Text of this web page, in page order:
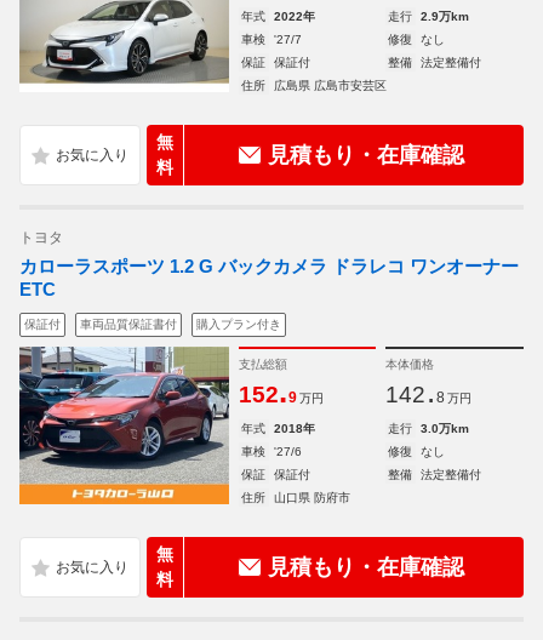
年式 2022年 走行
2.9万km
車検
'27/7 修復
なし
保証
保証付 整備
法定整備付
住所
広島県 広島市安芸区
無
料
見積もり・在庫確認
トヨタ
カローラスポーツ 1.2 G バックカメラ ドラレコ ワンオーナー
ETC
保証付 車両品質保証書付 購入プラン付き
支払総額
152.9 万円
本体価格
142. 8 万円
年式 2018年 走行
3.0万km
車検
'27/6 修復
なし
保証
保証付 整備
法定整備付
住所
山口県 防府市
無
料
見積もり・在庫確認